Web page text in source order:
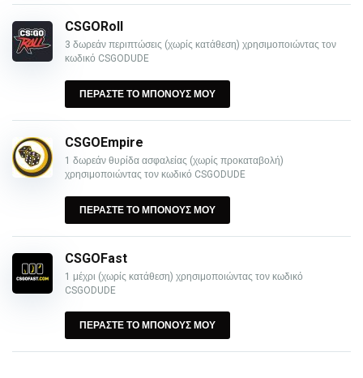
CSGORoll
3 δωρεάν περιπτώσεις (χωρίς κατάθεση) χρησιμοποιώντας τον
κωδικό CSGODUDE
ΠΕΡΑΣΤΕ ΤΟ ΜΠΟΝΟΥΣ ΜΟΥ
CSGOEmpire
1 δωρεάν θυρίδα ασφαλείας (χωρίς προκαταβολή)
χρησιμοποιώντας τον κωδικό CSGODUDE
ΠΕΡΑΣΤΕ ΤΟ ΜΠΟΝΟΥΣ ΜΟΥ
CSGOFast
1 μέχρι (χωρίς κατάθεση) χρησιμοποιώντας τον κωδικό
CSGODUDE
ΠΕΡΑΣΤΕ ΤΟ ΜΠΟΝΟΥΣ ΜΟΥ